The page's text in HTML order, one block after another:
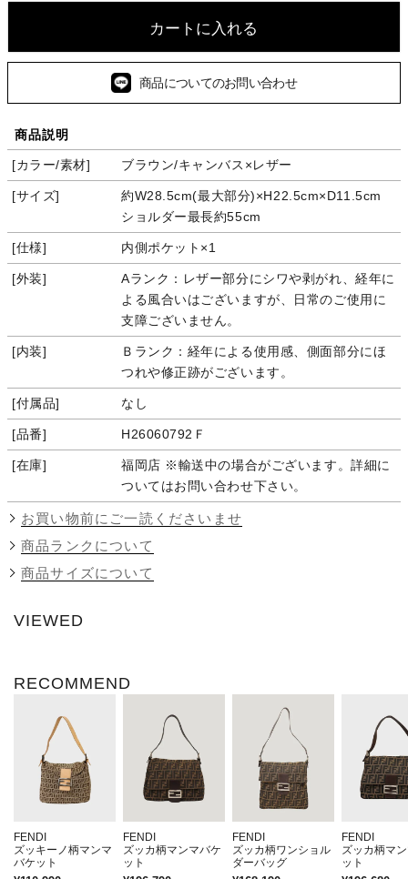
カートに入れる
商品についてのお問い合わせ
商品説明
カラー/素材 ブラウン/キャンバス×レザー
サイズ
約W28.5cm(最大部分)×H22.5cm×D11.5cm
ショルダー最長約55cm
仕様 内側ポケット×1
外装
Aランク：レザー部分にシワや剥がれ、経年に
よる風合いはございますが、日常のご使用に
支障ございません。
内装
Ｂランク：経年による使用感、側面部分にほ
つれや修正跡がございます。
付属品 なし
品番 H26060792Ｆ
在庫
福岡店 ※輸送中の場合がございます。詳細に
ついてはお問い合わせ下さい。
お買い物前にご一読くださいませ
商品ランクについて
商品サイズについて
VIEWED
RECOMMEND
FENDI
ズッキーノ柄マンマ
バケット
FENDI
ズッカ柄マンマバケ
ット
FENDI
ズッカ柄ワンショル
ダーバッグ
FENDI
ズッカ柄マ
ット